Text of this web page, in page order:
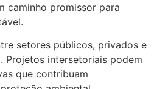
caminho promissor para
setores públicos, privados e
Projetos intersetoriais podem
que contribuam